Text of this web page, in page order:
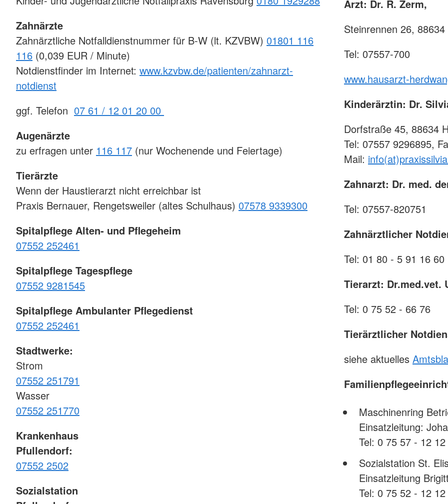
Zahnärzte
Zahnärztliche Notfalldienstnummer für B-W (lt. KZVBW) 01801 116
116 (0,039 EUR / Minute)
Notdienstfinder im Internet: www.kzvbw.de/patienten/zahnarzt-
notdienst
ggf. Telefon 07 61 / 12 01 20 00
Augenärzte
zu erfragen unter 116 117 (nur Wochenende und Feiertage)
Tierärzte
Wenn der Haustierarzt nicht erreichbar ist
Praxis Bernauer, Rengetsweiler (altes Schulhaus) 07578 9339300
Spitalpflege Alten- und Pflegeheim
07552 252461
Spitalpflege Tagespflege
07552 9281545
Spitalpflege Ambulanter Pflegedienst
07552 252461
Stadtwerke:
Strom
07552 251791
Wasser
07552 251770
Krankenhaus
Pfullendorf:
07552 2502
Sozialstation
Arzt: Dr. R. Zerm,
Steinrennen 26,
Tel: 07557-700
www.hausarzt-
Kinderärztin: Dr.
Dorfstraße 45, 88634
Tel: 07557 9296895,
Mail:
Zahnarzt: Dr. med.
Tel: 07557-820751
Zahnärztlicher
Tel: 01 80 - 5 91 16 60
Tierarzt:
Tel: 0 75 52 - 66 76
Tierärztlicher
siehe aktuelles
Maschinenring
Einsatzleitung:
Tel: 0 75 57 - 12 12
Sozialstation St.
Einsatzleitung
Tel: 0 75 52 - 12 12